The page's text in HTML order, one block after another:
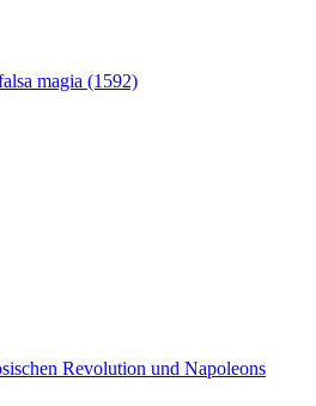
magia (1592)
Revolution und Napoleons